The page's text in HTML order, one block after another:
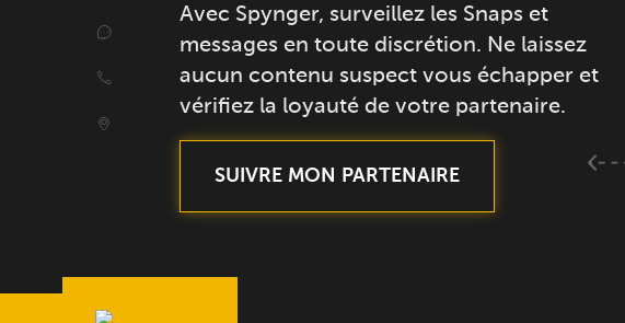
Avec Spynger, surveillez les Snaps et
messages en toute discrétion. Ne laissez
aucun contenu suspect vous échapper et
vérifiez la loyauté de votre partenaire.
SUIVRE MON PARTENAIRE